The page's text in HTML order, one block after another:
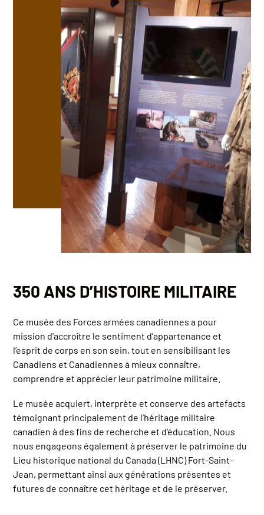
350 ANS D’HISTOIRE MILITAIRE
Ce musée des Forces armées canadiennes a pour
mission d’accroître le sentiment d’appartenance et
l’esprit de corps en son sein, tout en sensibilisant les
Canadiens et Canadiennes à mieux connaître,
comprendre et apprécier leur patrimoine militaire.
Le musée acquiert, interprète et conserve des artefacts
témoignant principalement de l’héritage militaire
canadien à des fins de recherche et d’éducation. Nous
nous engageons également à préserver le patrimoine du
Lieu historique national du Canada (LHNC) Fort-Saint-
Jean, permettant ainsi aux générations présentes et
futures de connaître cet héritage et de le préserver.